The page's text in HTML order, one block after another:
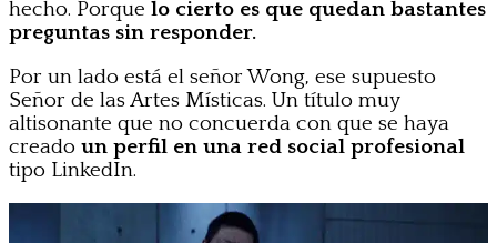
hecho. Porque lo cierto es que quedan bastantes
preguntas sin responder.
Por un lado está el señor Wong, ese supuesto
Señor de las Artes Místicas. Un título muy
altisonante que no concuerda con que se haya
creado un perfil en una red social profesional
tipo LinkedIn.